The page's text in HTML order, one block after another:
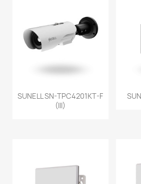
SUNELL SN-TPC4201KT-F
(III)